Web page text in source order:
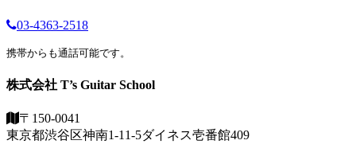
03-4363-2518
携帯からも通話可能です。
株式会社 T’s Guitar School
〒150-0041
東京都渋谷区神南1-11-5ダイネス壱番館409